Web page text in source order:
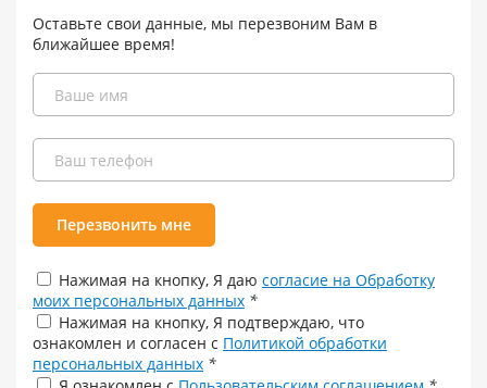
Оставьте свои данные, мы перезвоним Вам в
ближайшее время!
Перезвонить мне
Нажимая на кнопку, Я даю согласие на Обработку
моих персональных данных *
Нажимая на кнопку, Я подтверждаю, что
ознакомлен и согласен с Политикой обработки
персональных данных *